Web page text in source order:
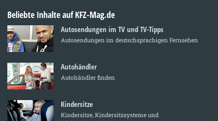
Beliebte Inhalte auf KFZ-Mag.de
Autosendungen im TV und TV-Tipps
Autosendungen im deutschsprachigen Fernsehen
Autohändler
Autohändler finden
Kindersitze
Kindersitze, Kindersitzsysteme und